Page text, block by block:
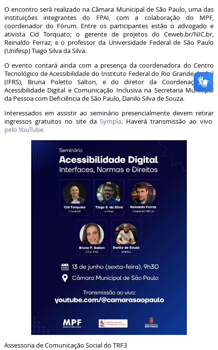
O encontro será realizado na Câmara Municipal de São Paulo, uma das
instituições integrantes do FPAI, com a colaboração do MPF,
coordenador do Fórum. Entre os participantes estão o advogado e
ativista Cid Torquato; o gerente de projetos do Ceweb.br/NIC.br,
Reinaldo Ferraz; e o professor da Universidade Federal de São Paulo
(Unifesp) Tiago Silva da Silva.
O evento contará ainda com a presença da coordenadora do Centro
Tecnológico de Acessibilidade do Instituto Federal do Rio Grande do Sul
(IFRS), Bruna Poletto Salton, e do diretor da Coordenação de
Acessibilidade Digital e Comunicação Inclusiva na Secretaria Municipal
da Pessoa com Deficiência de São Paulo, Danilo Silva de Souza.
Interessados em assistir ao seminário presencialmente devem retirar
ingressos gratuitos no site daSympla. Haverá transmissão ao vivo
pelo YouTube.
Assessoria de Comunicação Social do TRF3